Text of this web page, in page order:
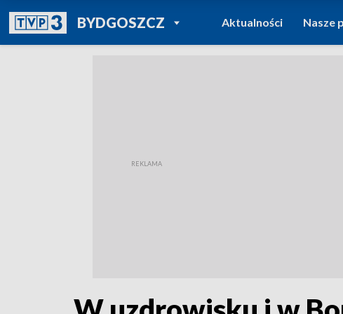
BYDGOSZCZPOWRÓT DO
TVP REGIONY
Aktualności Nasze